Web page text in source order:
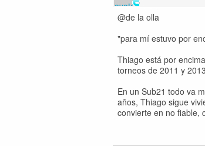
@de la olla
"para mí estuvo por
Thiago está por
torneos de 2011 y
En un Sub21 todo va
años, Thiago sigue
convierte en no fiable,